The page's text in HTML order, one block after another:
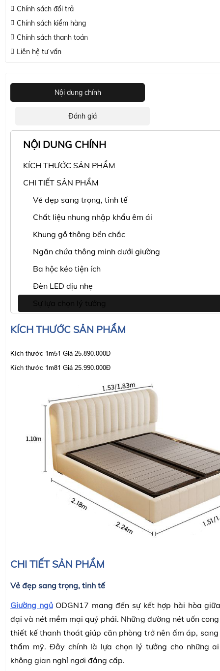
Chính sách đổi trả
Chính sách kiểm hàng
Chính sách thanh toán
Liên hệ tư vấn
Nội dung chính
Đánh giá
NỘI DUNG CHÍNH
KÍCH THƯỚC SẢN PHẨM
CHI TIẾT SẢN PHẨM
Vẻ đẹp sang trọng, tinh tế
Chất liệu nhung nhập khẩu êm ái
Khung gỗ thông bền chắc
Ngăn chứa thông minh dưới giường
Ba hộc kéo tiện ích
Đèn LED dịu nhẹ
Sự lựa chọn lý tưởng
KÍCH THƯỚC SẢN PHẨM
Kích thước 1m51 Giá 25.890.000Đ
Kích thước 1m81 Giá 25.990.000Đ
CHI TIẾT SẢN PHẨM
Vẻ đẹp sang trọng, tinh tế
Giường ngủODGN17 mang đến sự kết hợp hài hòa
đại và nét mềm mại quý phái. Những đường nét uốn
thiết kế thanh thoát giúp căn phòng trở nên ấm áp,
thẩm mỹ. Đây chính là lựa chọn lý tưởng cho những
không gian nghỉ ngơi đẳng cấp.